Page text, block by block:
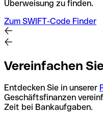
Überweisung zu finden.
Zum SWIFT-Code Finder
Vereinfachen
Entdecken Sie in unserer
Geschäftsfinanzen
Zeit bei Bankaufgaben.